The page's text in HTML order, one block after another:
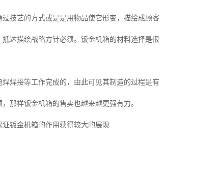
技艺的方式或是是用物品使它形变，描绘成顾客
达描绘战略方针必须。钣金机箱的材料选择是很
焊接等工作完成的，由此可见其制造的过程是有
那样钣金机箱的售卖也越来越更强有力。
钣金机箱的作用获得较大的展现